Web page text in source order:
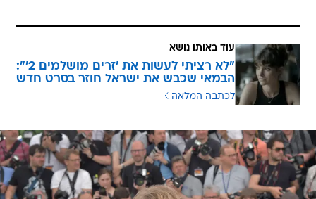
עוד באותו נושא
"לא רציתי לעשות את 'זרים מושלמים 2'":
הבמאי שכבש את ישראל חוזר בסרט חדש
לכתבה המלאה